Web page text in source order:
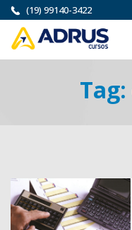
(19) 99140-3422
Tag: